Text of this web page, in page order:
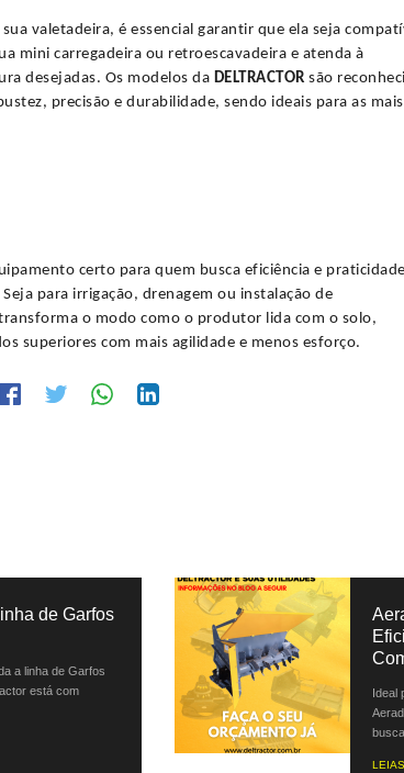
valetadeira, é essencial garantir que ela seja
mini carregadeira ou retroescavadeira e atenda à
desejadas. Os modelos da DELTRACTOR são
precisão e durabilidade, sendo ideais para as mais
certo para quem busca eficiência e
para irrigação, drenagem ou instalação de
o modo como o produtor lida com o solo,
superiores com mais agilidade e menos esforço.
de Garfos
a linha de Garfos
está com
Ideal
busca